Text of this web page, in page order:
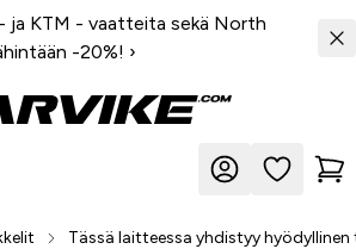
ja KTM - vaatteita sekä North
-20%! ›
Tässä laitteessa yhdistyy